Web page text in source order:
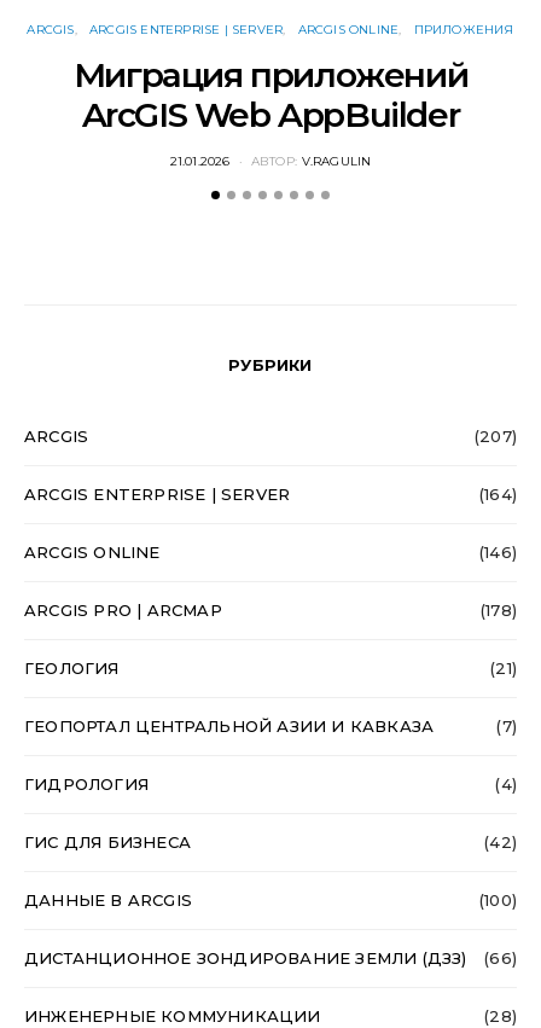
ARCGIS ARCGIS ENTERPRISE | SERVER ARCGIS ONLINE ПРИЛОЖЕНИЯ
Миграция приложений
ArcGIS Web AppBuilder
POSTED
21.01.2026 АВТОР: V.RAGULIN
РУБРИКИ
ARCGIS (207)
ARCGIS ENTERPRISE | SERVER (164)
ARCGIS ONLINE (146)
ARCGIS PRO | ARCMAP (178)
ГЕОЛОГИЯ (21)
ГЕОПОРТАЛ ЦЕНТРАЛЬНОЙ АЗИИ И КАВКАЗА (7)
ГИДРОЛОГИЯ (4)
ГИС ДЛЯ БИЗНЕСА (42)
ДАННЫЕ В ARCGIS (100)
ДИСТАНЦИОННОЕ ЗОНДИРОВАНИЕ ЗЕМЛИ (ДЗЗ) (66)
ИНЖЕНЕРНЫЕ КОММУНИКАЦИИ (28)